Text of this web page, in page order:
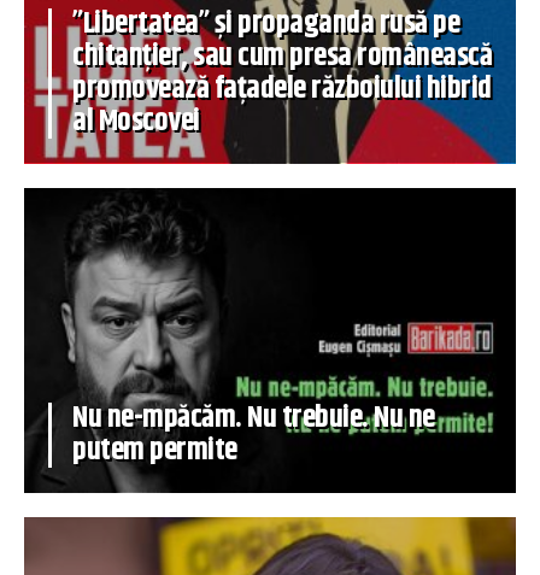
”Libertatea” și propaganda rusă pe
chitanțier, sau cum presa românească
promovează fațadele războiului hibrid
al Moscovei
Nu ne-mpăcăm. Nu trebuie. Nu ne
putem permite